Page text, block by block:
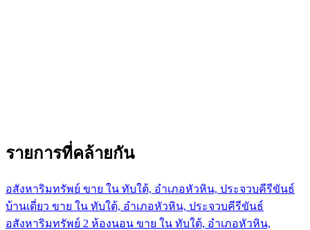
รายการที่คล้ายกัน
อสังหาริมทรัพย์ ขาย ใน ทับใต้, อำเภอหัวหิน, ประจวบคีรีขันธ์
บ้านเดี่ยว ขาย ใน ทับใต้, อำเภอหัวหิน, ประจวบคีรีขันธ์
อสังหาริมทรัพย์ 2 ห้องนอน ขาย ใน ทับใต้, อำเภอหัวหิน,